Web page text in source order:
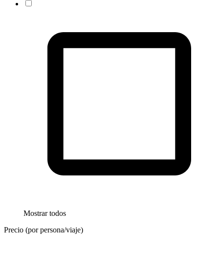
Mostrar todos
Precio (por persona/viaje)